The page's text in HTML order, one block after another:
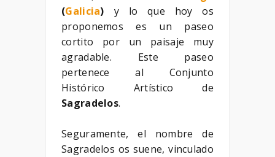
(Galicia) y lo que hoy os
proponemos es un paseo
cortito por un paisaje muy
agradable. Este paseo
pertenece al Conjunto
Histórico Artístico de
Sagradelos.
Seguramente, el nombre de
Sagradelos os suene, vinculado